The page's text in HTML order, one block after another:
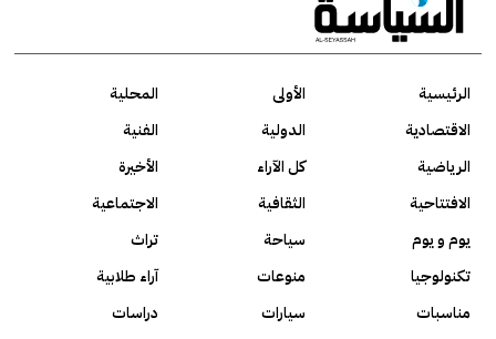
الرئيسية الأولى
المحلية
الاقتصادية
الدولية
الفنية
الرياضية
كل الآراء
الأخيرة
الافتتاحية
الثقافية
الاجتماعية
يوم و يوم
سياحة
تراث
تكنولوجيا
منوعات
آراء طلابية
مناسبات
سيارات
دراسات